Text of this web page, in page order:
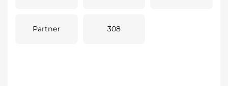
Partner 308